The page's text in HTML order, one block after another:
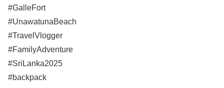
#GalleFort
#UnawatunaBeach
#TravelVlogger
#FamilyAdventure
#SriLanka2025
#backpack